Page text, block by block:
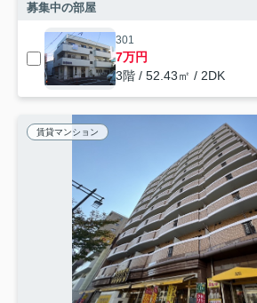
募集中の部屋
301
7万円
3階 / 52.43㎡ / 2DK
賃貸マンション